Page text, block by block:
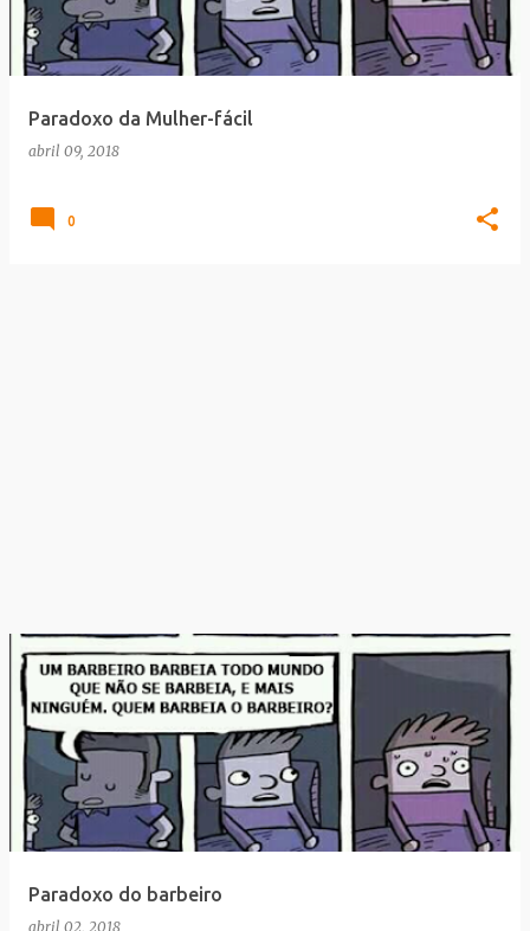
Paradoxo da Mulher-fácil
abril 09, 2018
0
Paradoxo do barbeiro
abril 02, 2018